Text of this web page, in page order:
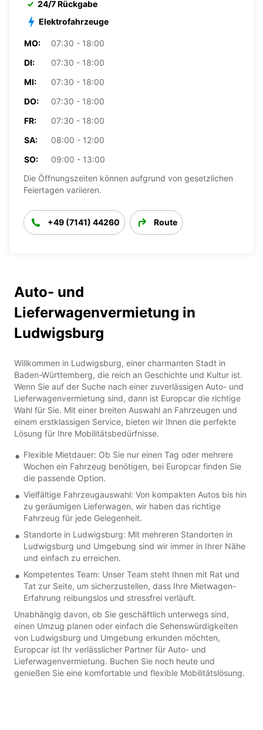
24/7 Rückgabe
Elektrofahrzeuge
MO:
07:30 - 18:00
DI:
07:30 - 18:00
MI:
07:30 - 18:00
DO:
07:30 - 18:00
FR:
07:30 - 18:00
SA:
08:00 - 12:00
SO:
09:00 - 13:00
Die Öffnungszeiten können aufgrund von gesetzlichen
Feiertagen variieren.
+49 (7141) 44260 Route
Auto- und
Lieferwagenvermietung in
Ludwigsburg
Willkommen in Ludwigsburg, einer charmanten Stadt in
Baden-Württemberg, die reich an Geschichte und Kultur ist.
Wenn Sie auf der Suche nach einer zuverlässigen Auto- und
Lieferwagenvermietung sind, dann ist Europcar die richtige
Wahl für Sie. Mit einer breiten Auswahl an Fahrzeugen und
einem erstklassigen Service, bieten wir Ihnen die perfekte
Lösung für Ihre Mobilitätsbedürfnisse.
Flexible Mietdauer: Ob Sie nur einen Tag oder mehrere
Wochen ein Fahrzeug benötigen, bei Europcar finden Sie
die passende Option.
Vielfältige Fahrzeugauswahl: Von kompakten Autos bis hin
zu geräumigen Lieferwagen, wir haben das richtige
Fahrzeug für jede Gelegenheit.
Standorte in Ludwigsburg: Mit mehreren Standorten in
Ludwigsburg und Umgebung sind wir immer in Ihrer Nähe
und einfach zu erreichen.
Kompetentes Team: Unser Team steht Ihnen mit Rat und
Tat zur Seite, um sicherzustellen, dass Ihre Mietwagen-
Erfahrung reibungslos und stressfrei verläuft.
Unabhängig davon, ob Sie geschäftlich unterwegs sind,
einen Umzug planen oder einfach die Sehenswürdigkeiten
von Ludwigsburg und Umgebung erkunden möchten,
Europcar ist Ihr verlässlicher Partner für Auto- und
Lieferwagenvermietung. Buchen Sie noch heute und
genießen Sie eine komfortable und flexible Mobilitätslösung.